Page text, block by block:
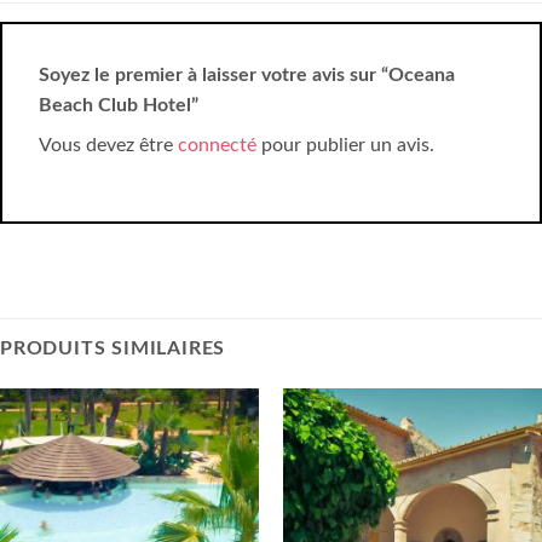
Soyez le premier à laisser votre avis sur “Oceana
Beach Club Hotel”
Vous devez être connecté pour publier un avis.
PRODUITS SIMILAIRES